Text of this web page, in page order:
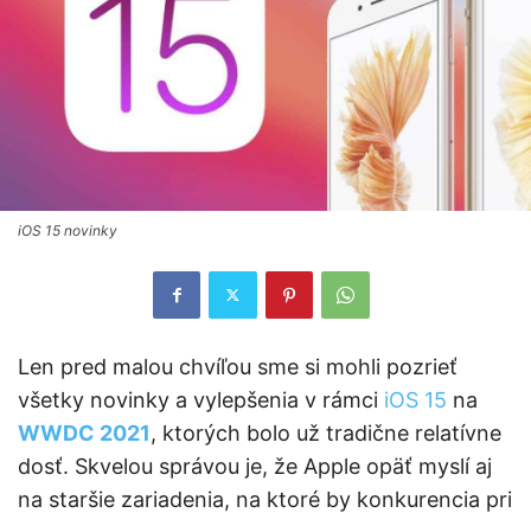
iOS 15 novinky
Len pred malou chvíľou sme si mohli pozrieť
všetky novinky a vylepšenia v rámci iOS 15 na
WWDC 2021, ktorých bolo už tradične relatívne
dosť. Skvelou správou je, že Apple opäť myslí aj
na staršie zariadenia, na ktoré by konkurencia pri